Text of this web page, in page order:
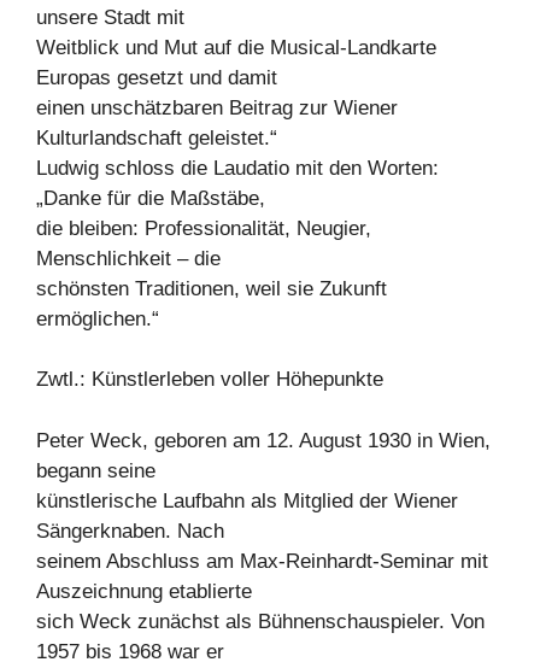
unsere Stadt mit
Weitblick und Mut auf die Musical-Landkarte
Europas gesetzt und damit
einen unschätzbaren Beitrag zur Wiener
Kulturlandschaft geleistet.“
Ludwig schloss die Laudatio mit den Worten:
„Danke für die Maßstäbe,
die bleiben: Professionalität, Neugier,
Menschlichkeit – die
schönsten Traditionen, weil sie Zukunft
ermöglichen.“
Zwtl.: Künstlerleben voller Höhepunkte
Peter Weck, geboren am 12. August 1930 in Wien,
begann seine
künstlerische Laufbahn als Mitglied der Wiener
Sängerknaben. Nach
seinem Abschluss am Max-Reinhardt-Seminar mit
Auszeichnung etablierte
sich Weck zunächst als Bühnenschauspieler. Von
1957 bis 1968 war er